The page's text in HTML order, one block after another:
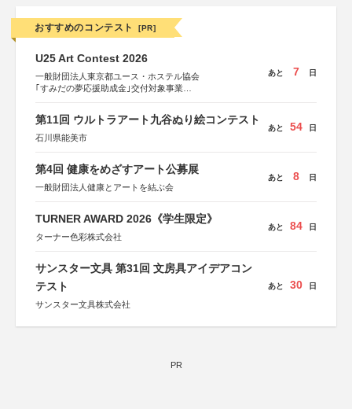
おすすめのコンテスト [PR]
U25 Art Contest 2026
一般財団法人東京都ユース・ホステル協会
｢すみだの夢応援助成金｣交付対象事業
あと 7 日
第11回 ウルトラアート九谷ぬり絵コンテスト
石川県能美市
あと 54 日
第4回 健康をめざすアート公募展
一般財団法人健康とアートを結ぶ会
あと 8 日
TURNER AWARD 2026《学生限定》
ターナー色彩株式会社
あと 84 日
サンスター文具 第31回 文房具アイデアコン
テスト
サンスター文具株式会社
あと 30 日
PR